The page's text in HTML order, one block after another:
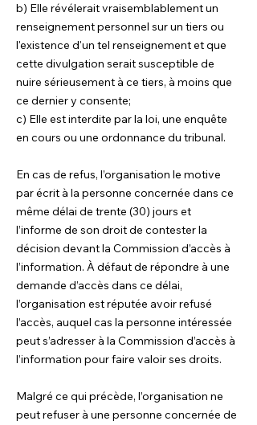
b) Elle révélerait vraisemblablement un
renseignement personnel sur un tiers ou
l'existence d'un tel renseignement et que
cette divulgation serait susceptible de
nuire sérieusement à ce tiers, à moins que
ce dernier y consente;
c) Elle est interdite par la loi, une enquête
en cours ou une ordonnance du tribunal.
En cas de refus, l’organisation le motive
par écrit à la personne concernée dans ce
même délai de trente (30) jours et
l’informe de son droit de contester la
décision devant la Commission d’accès à
l’information. À défaut de répondre à une
demande d’accès dans ce délai,
l’organisation est réputée avoir refusé
l’accès, auquel cas la personne intéressée
peut s’adresser à la Commission d’accès à
l’information pour faire valoir ses droits.
Malgré ce qui précède, l’organisation ne
peut refuser à une personne concernée de